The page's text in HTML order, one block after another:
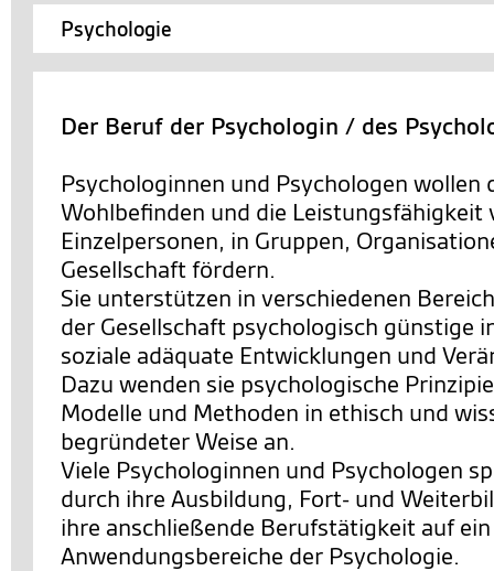
Psychologie
Der Beruf der Psychologin / des
Psychologinnen und Psychologen wollen
Wohlbefinden und die Leistungsfähigkeit
Einzelpersonen, in Gruppen,
Gesellschaft fördern.
Sie unterstützen in verschiedenen
der Gesellschaft psychologisch günstige
soziale adäquate Entwicklungen und
Dazu wenden sie psychologische
Modelle und Methoden in ethisch und
begründeter Weise an.
Viele Psychologinnen und Psychologen
durch ihre Ausbildung, Fort- und
ihre anschließende Berufstätigkeit auf
Anwendungsbereiche der Psychologie.